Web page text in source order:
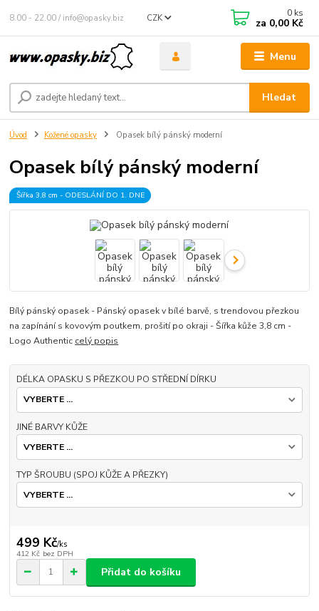
Menu
CZK
Hledat
8.00 - 22.00 / info@opasky.biz 0 ks
za 0,00 Kč
Úvod Kožené opasky Opasek bílý pánský moderní
Opasek bílý pánský moderní
Šířka 3,8 cm - ODESLÁNÍ DO 1. DNE
Bílý pánský opasek - Pánský opasek v bílé barvě, s trendovou přezkou
na zapínání s kovovým poutkem, prošití po okraji - Šířka kůže 3,8 cm -
Logo Authentic celý popis
DÉLKA OPASKU S PŘEZKOU PO STŘEDNÍ DÍRKU
JINÉ BARVY KŮŽE
TYP ŠROUBU (SPOJ KŮŽE A PŘEZKY)
499 Kč/ks
412 Kč bez DPH
Přidat do košíku